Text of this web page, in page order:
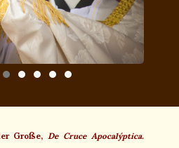
Große, De Cruce Apocalýptica.